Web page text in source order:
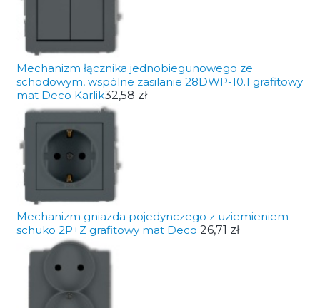
Mechanizm łącznika jednobiegunowego ze
schodowym, wspólne zasilanie 28DWP-10.1 grafitowy
mat Deco Karlik32,58 zł
Mechanizm gniazda pojedynczego z uziemieniem
schuko 2P+Z grafitowy mat Deco 26,71 zł